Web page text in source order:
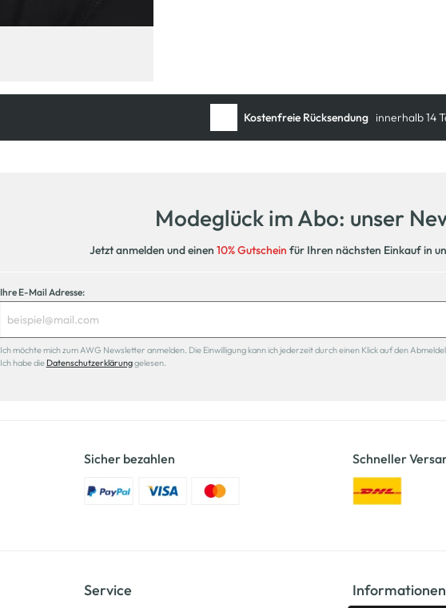
Kostenfreie Rücksendung innerhalb 14
Modeglück im Abo: unser
Jetzt anmelden und einen 10% Gutschein für Ihren nächsten Einkauf in
Ihre E-Mail Adresse:
Ich möchte mich zum AWG Newsletter anmelden. Die Einwilligung kann ich jederzeit durch einen Klick auf den
Ich habe die Datenschutzerklärunggelesen.
Sicher bezahlen Schneller
Service Informationen